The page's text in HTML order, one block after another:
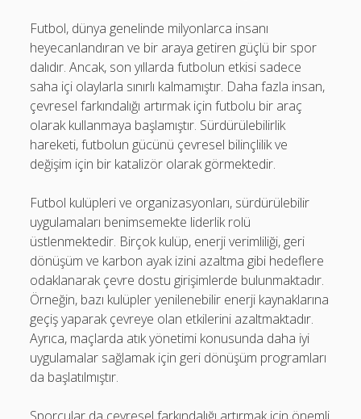
Futbol, dünya genelinde milyonlarca insanı
heyecanlandıran ve bir araya getiren güçlü bir spor
dalıdır. Ancak, son yıllarda futbolun etkisi sadece
saha içi olaylarla sınırlı kalmamıştır. Daha fazla insan,
çevresel farkındalığı artırmak için futbolu bir araç
olarak kullanmaya başlamıştır. Sürdürülebilirlik
hareketi, futbolun gücünü çevresel bilinçlilik ve
değişim için bir katalizör olarak görmektedir.
Futbol kulüpleri ve organizasyonları, sürdürülebilir
uygulamaları benimsemekte liderlik rolü
üstlenmektedir. Birçok kulüp, enerji verimliliği, geri
dönüşüm ve karbon ayak izini azaltma gibi hedeflere
odaklanarak çevre dostu girişimlerde bulunmaktadır.
Örneğin, bazı kulüpler yenilenebilir enerji kaynaklarına
geçiş yaparak çevreye olan etkilerini azaltmaktadır.
Ayrıca, maçlarda atık yönetimi konusunda daha iyi
uygulamalar sağlamak için geri dönüşüm programları
da başlatılmıştır.